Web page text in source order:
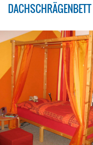
DACHSCHRÄGENBETT